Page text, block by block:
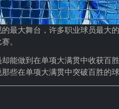
最大舞台，许多职业球员最大
。
能做到在单项大满贯中收获百
些在单项大满贯中突破百胜的球